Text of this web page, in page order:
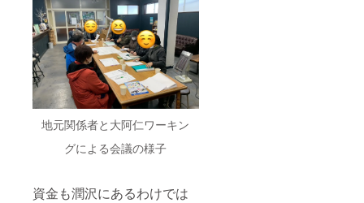
地元関係者と大阿仁ワーキン
グによる会議の様子
資金も潤沢にあるわけでは